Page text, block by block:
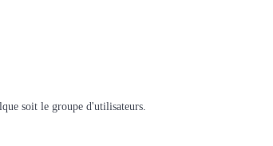
soit le groupe d'utilisateurs.